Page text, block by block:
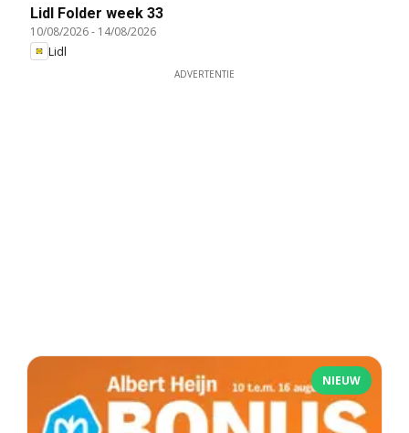
Lidl Folder week 33
10/08/2026- 14/08/2026
Lidl
ADVERTENTIE
NIEUW